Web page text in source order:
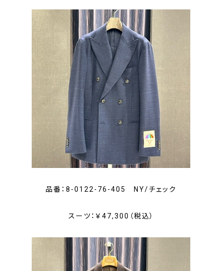
品番：8-0122-76-405 NY/チェック
スーツ：￥47,300（税込）